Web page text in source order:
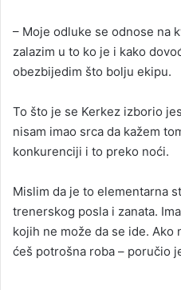
– Moje odluke se odnose na
zalazim u to ko je i kako
obezbijedim što bolju ekipu.
To što je se Kerkez izborio
nisam imao srca da kažem
konkurenciji i to preko noći.
Mislim da je to elementarna
trenerskog posla i zanata.
kojih ne može da se ide.
ćeš potrošna roba – poručio